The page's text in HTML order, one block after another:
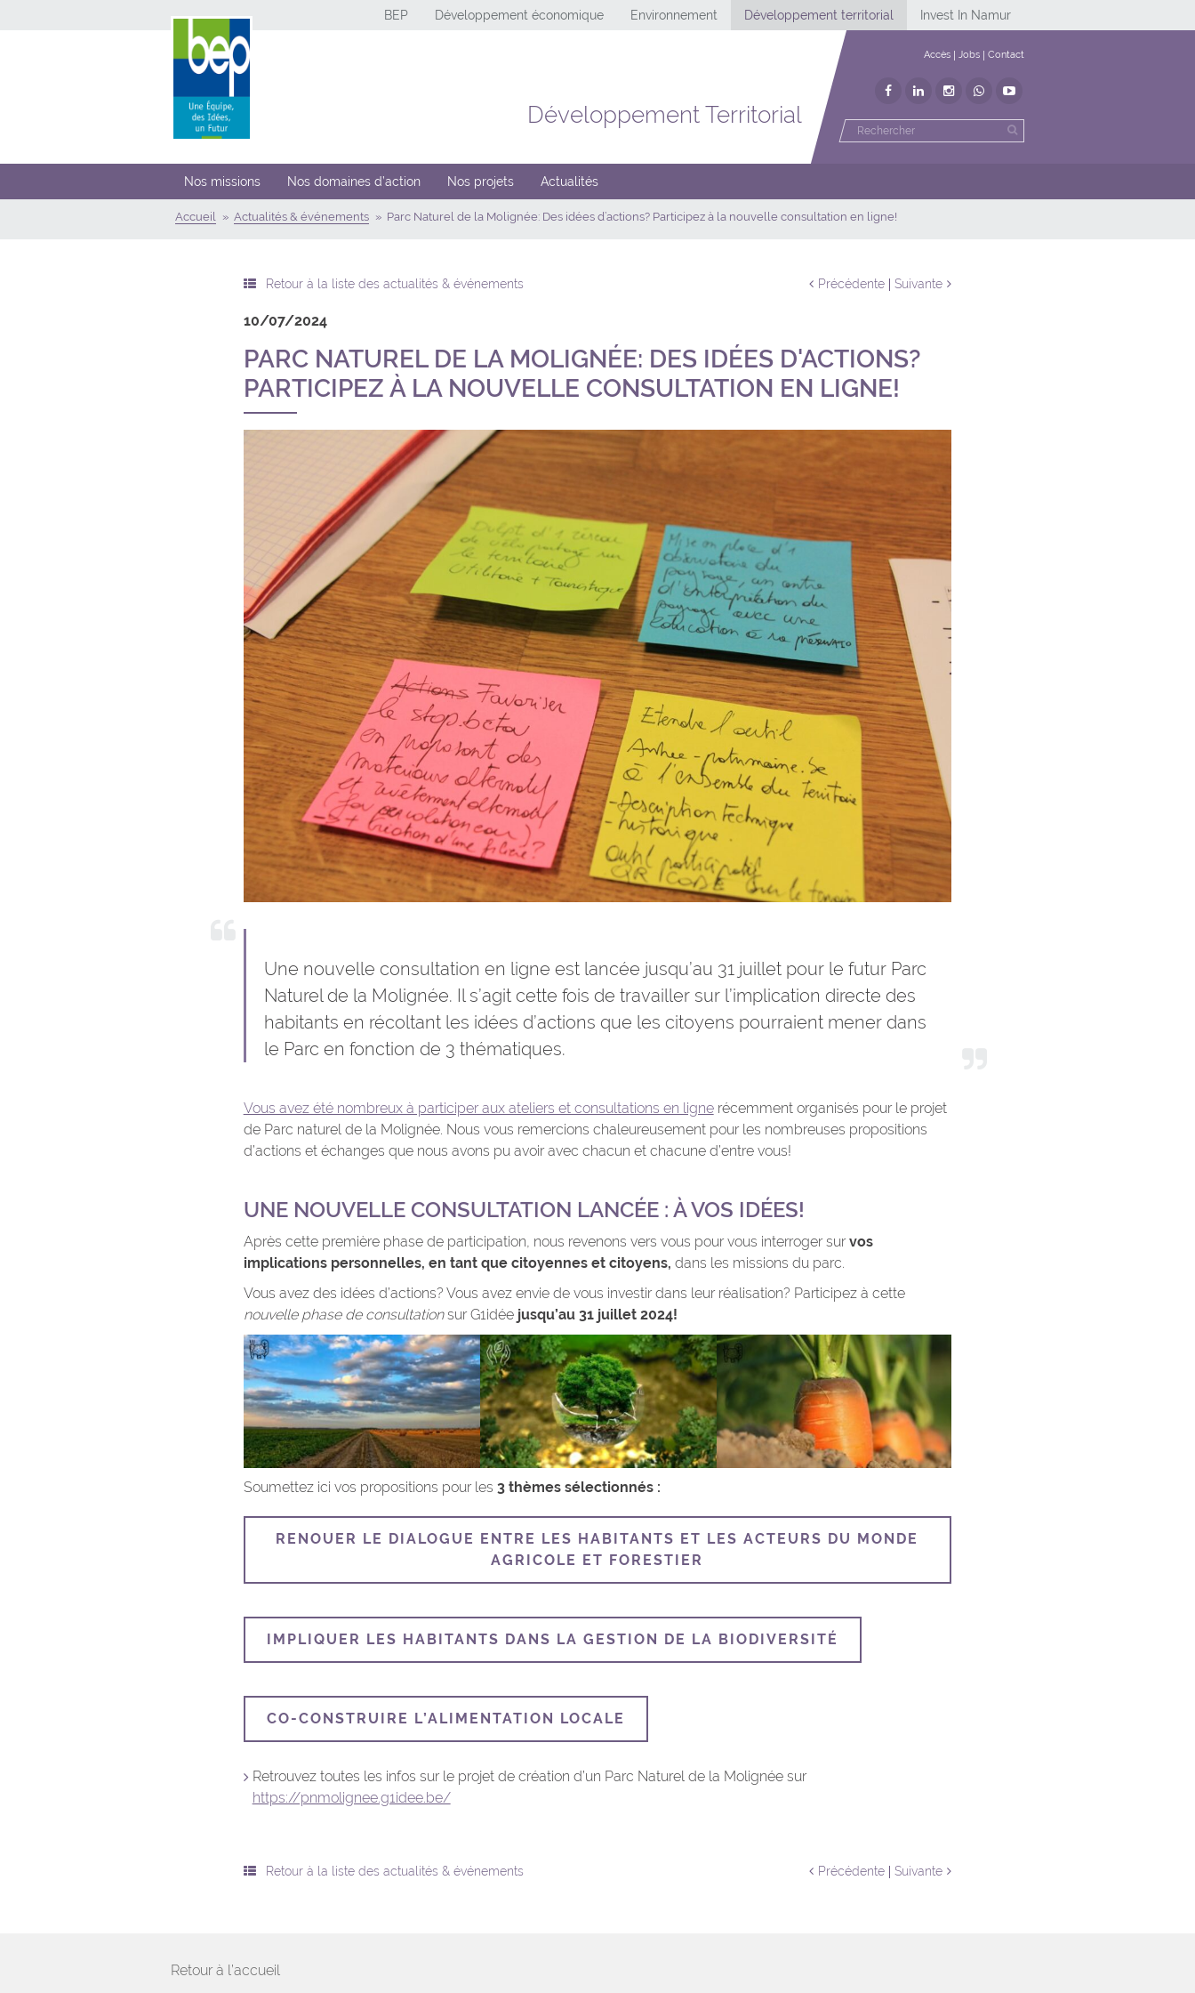
BEP Développement économique Environnement Développement territorial Invest In Namur
Développement Territorial
Accès Jobs Contact
Nos missions Nos domaines d’action Nos projets Actualités
Accueil Actualités & événements Parc Naturel de la Molignée: Des idées d’actions? Participez à la nouvelle consultation en ligne!
Retour à la liste des actualités & événements Suivante
Précédente
10/07/2024
PARC NATUREL DE LA MOLIGNÉE: DES IDÉES D'ACTIONS?
PARTICIPEZ À LA NOUVELLE CONSULTATION EN LIGNE!
Une nouvelle consultation en ligne est lancée jusqu’au 31 juillet pour le futur Parc
Naturel de la Molignée. Il s’agit cette fois de travailler sur l’implication directe des
habitants en récoltant les idées d’actions que les citoyens pourraient mener dans
le Parc en fonction de 3 thématiques.
Vous avez été nombreux à participer aux ateliers et consultations en lignerécemment organisés pour le projet
de Parc naturel de la Molignée. Nous vous remercions chaleureusement pour les nombreuses propositions
d’actions et échanges que nous avons pu avoir avec chacun et chacune d’entre vous!
UNE NOUVELLE CONSULTATION LANCÉE : À VOS IDÉES!
Après cette première phase de participation, nous revenons vers vous pour vous interroger survos
implications personnelles, en tant que citoyennes et citoyens, dans les missions du parc.
Vous avez des idées d’actions? Vous avez envie de vous investir dans leur réalisation? Participez à cette
nouvelle phase de consultationsur G1idée jusqu’au 31 juillet 2024!
Soumettez ici vos propositions pour les 3 thèmes sélectionnés :
RENOUER LE DIALOGUE ENTRE LES HABITANTS ET LES ACTEURS DU MONDE
AGRICOLE ET FORESTIER
IMPLIQUER LES HABITANTS DANS LA GESTION DE LA BIODIVERSITÉ
CO-CONSTRUIRE L’ALIMENTATION LOCALE
Retrouvez toutes les infos sur le projet de création d’un Parc Naturel de la Molignée sur
https://pnmolignee.g1idee.be/
Retour à la liste des actualités & événements Suivante
Précédente
Retour à l’accueil